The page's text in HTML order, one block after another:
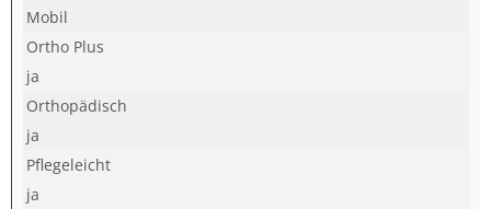
Mobil
Ortho Plus
ja
Orthopädisch
ja
Pflegeleicht
ja